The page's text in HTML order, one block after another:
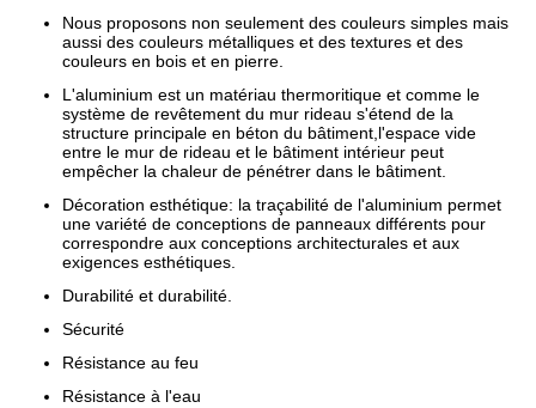
Nous proposons non seulement des couleurs simples mais
aussi des couleurs métalliques et des textures et des
couleurs en bois et en pierre.
L'aluminium est un matériau thermoritique et comme le
système de revêtement du mur rideau s'étend de la
structure principale en béton du bâtiment,l'espace vide
entre le mur de rideau et le bâtiment intérieur peut
empêcher la chaleur de pénétrer dans le bâtiment.
Décoration esthétique: la traçabilité de l'aluminium permet
une variété de conceptions de panneaux différents pour
correspondre aux conceptions architecturales et aux
exigences esthétiques.
Durabilité et durabilité.
Sécurité
Résistance au feu
Résistance à l'eau